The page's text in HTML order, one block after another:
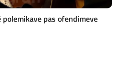
pas ofendimeve